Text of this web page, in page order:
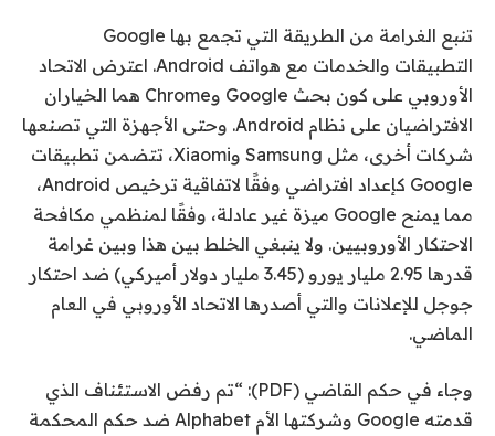
تنبع الغرامة من الطريقة التي تجمع بها Google
التطبيقات والخدمات مع هواتف Android. اعترض الاتحاد
الأوروبي على كون بحث Google وChrome هما الخياران
الافتراضيان على نظام Android. وحتى الأجهزة التي تصنعها
شركات أخرى، مثل Samsung وXiaomi، تتضمن تطبيقات
Google كإعداد افتراضي وفقًا لاتفاقية ترخيص Android،
مما يمنح Google ميزة غير عادلة، وفقًا لمنظمي مكافحة
الاحتكار الأوروبيين. ولا ينبغي الخلط بين هذا وبين غرامة
قدرها 2.95 مليار يورو (3.45 مليار دولار أميركي) ضد احتكار
جوجل للإعلانات والتي أصدرها الاتحاد الأوروبي في العام
الماضي.
وجاء في حكم القاضي (PDF): “تم رفض الاستئناف الذي
قدمته Google وشركتها الأم Alphabet ضد حكم المحكمة